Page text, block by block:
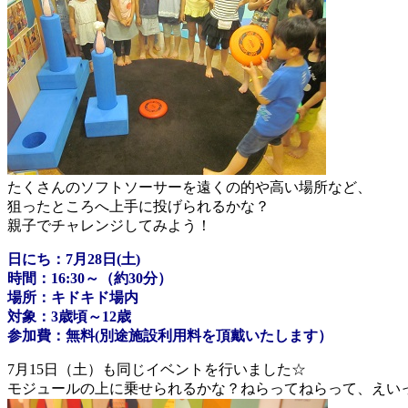
たくさんのソフトソーサーを遠くの的や高い場所など、
狙ったところへ上手に投げられるかな？
親子でチャレンジしてみよう！
日にち：7月28日(土)
時間：16:30～（約30分）
場所：キドキド場内
対象：3歳頃～12歳
参加費：無料(別途施設利用料を頂戴いたします）
7月15日（土）も同じイベントを行いました☆
モジュールの上に乗せられるかな？ねらってねらって、えい